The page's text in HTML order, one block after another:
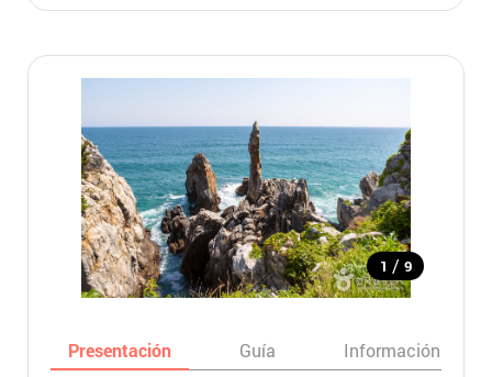
1 / 9
Presentación Guía Información